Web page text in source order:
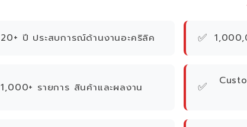
20+ ปี ประสบการณ์ด้านงานอะคริลิค ✅
1,000+ รายการ สินค้าและผลงาน ✅